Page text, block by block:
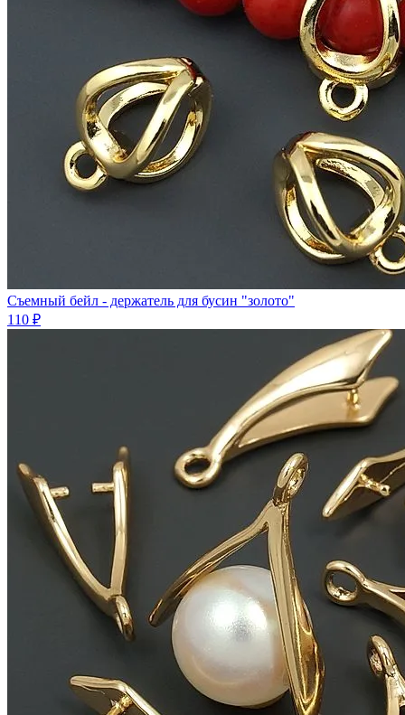
Съемный бейл - держатель для бусин "золото"
110 ₽